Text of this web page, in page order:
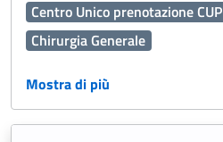
Centro Unico prenotazione CUP
Chirurgia Generale
Cure Palliative
Edilizia
Emergenza Sanitaria
Mostra di più